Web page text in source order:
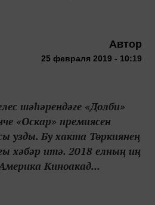
Автор
25 февраля 2019 - 10:19
шәһәрендәге «Долби»
«Оскар» премиясен
узды. Бу хакта Төркиянең
хәбәр итә. 2018 елның иң
Киноакад...